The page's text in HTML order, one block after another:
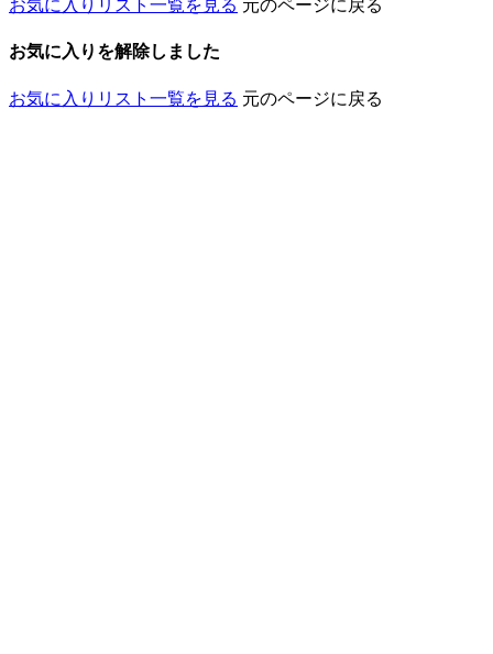
お気に入りリスト一覧を見る 元のページに戻る
お気に入りを解除しました
お気に入りリスト一覧を見る 元のページに戻る